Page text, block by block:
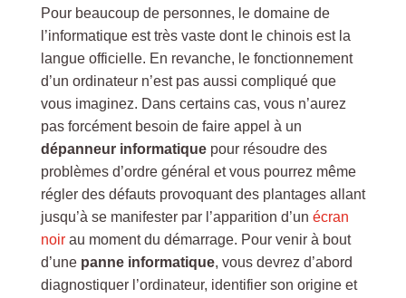
Pour beaucoup de personnes, le domaine de
l’informatique est très vaste dont le chinois est la
langue officielle. En revanche, le fonctionnement
d’un ordinateur n’est pas aussi compliqué que
vous imaginez. Dans certains cas, vous n’aurez
pas forcément besoin de faire appel à un
dépanneur informatiquepour résoudre des
problèmes d’ordre général et vous pourrez même
régler des défauts provoquant des plantages allant
jusqu’à se manifester par l’apparition d’un écran
noirau moment du démarrage. Pour venir à bout
d’une panne informatique, vous devrez d’abord
diagnostiquer l’ordinateur, identifier son origine et